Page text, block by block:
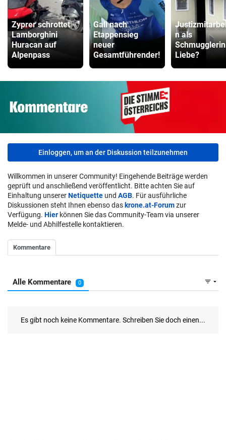
Zyprer schrottet
Lamborghini
Huracan auf
Alpenpass
Gall nach
Etappensieg
neuer
Gesamtführender!
n als
Liebe?
Einloggen, um an der Diskussion teilzunehmen
Willkommen in unserer Community! Eingehende Beiträge werden
geprüft und anschließend veröffentlicht. Bitte achten Sie auf
Einhaltung unsererNetiquette und AGB. Für ausführliche
Diskussionen steht Ihnen ebenso das krone.at-Forumzur
Verfügung. Hier können Sie das Community-Team via unserer
Melde- und Abhilfestelle kontaktieren.